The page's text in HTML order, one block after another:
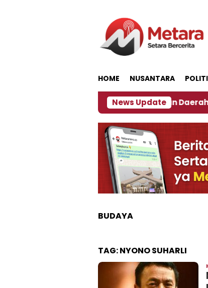
HOME NUSANTARA
News Update
‎Soal Rencana Pinjaman Daerah Pemkab
BUDAYA
TAG:NYONO SUHARLI